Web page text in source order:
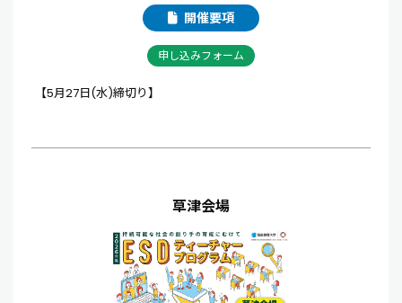
開催要項
申し込みフォーム
【5月27日(水)締切り】
草津会場